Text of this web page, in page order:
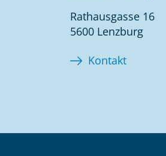
Rathausgasse 16
5600 Lenzburg
Kontakt